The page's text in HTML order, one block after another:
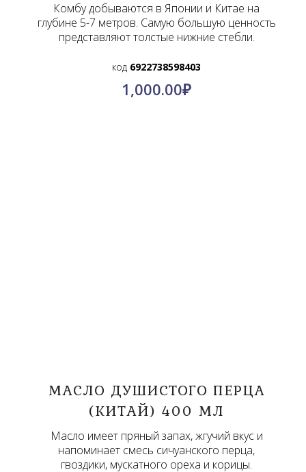
Комбу добываются в Японии и Китае на
глубине 5-7 метров. Самую большую ценность
представляют толстые нижние стебли.
код 6922738598403
1,000.00₽
МАСЛО ДУШИСТОГО ПЕРЦА
(КИТАЙ) 400 МЛ
Масло имеет пряный запах, жгучий вкус и
напоминает смесь сичуанского перца,
гвоздики, мускатного ореха и корицы.